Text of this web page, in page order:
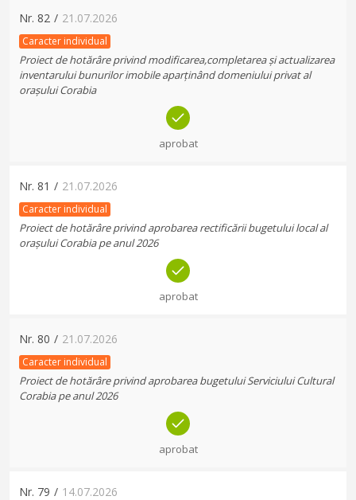
Nr. 82 / 21.07.2026
Caracter individual
Proiect de hotărâre privind modificarea,completarea și actualizarea
inventarului bunurilor imobile aparținând domeniului privat al
orașului Corabia
aprobat
Nr. 81 / 21.07.2026
Caracter individual
Proiect de hotărâre privind aprobarea rectificării bugetului local al
orașului Corabia pe anul 2026
aprobat
Nr. 80 / 21.07.2026
Caracter individual
Proiect de hotărâre privind aprobarea bugetului Serviciului Cultural
Corabia pe anul 2026
aprobat
Nr. 79 / 14.07.2026